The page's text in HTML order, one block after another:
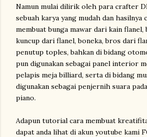
Namun mulai dilirik oleh para crafter
sebuah karya yang mudah dan
membuat bunga mawar dari kain flanel,
kuncup dari flanel, boneka, bros dari
penutup toples, bahkan di bidang
pun digunakan sebagai panel interior
pelapis meja billiard, serta di bidang
digunakan sebagai penjernih suara
piano.
Adapun tutorial cara membuat
dapat anda lihat di akun youtube kami